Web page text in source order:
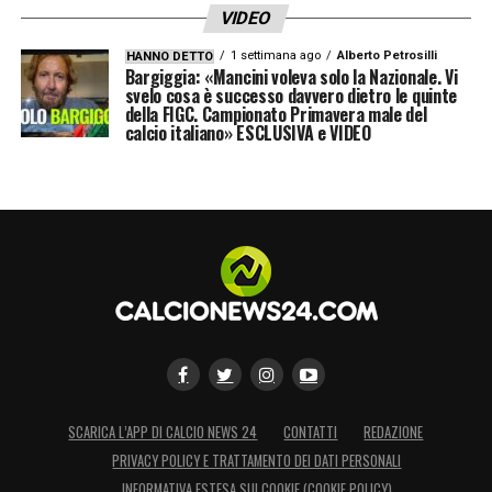
giorno
LA PLAYLIST DELLE NOSTRE TOP NEWS
VIDEO
HANNO DETTO 1 settimana ago Alberto Petrosilli
Bargiggia: «Mancini voleva solo la Nazionale. Vi
svelo cosa è successo davvero dietro le quinte
della FIGC. Campionato Primavera male del
calcio italiano» ESCLUSIVA e VIDEO
SCARICA L’APP DI CALCIO NEWS 24 CONTATTI
REDAZIONE
PRIVACY POLICY E TRATTAMENTO DEI DATI PERSONALI